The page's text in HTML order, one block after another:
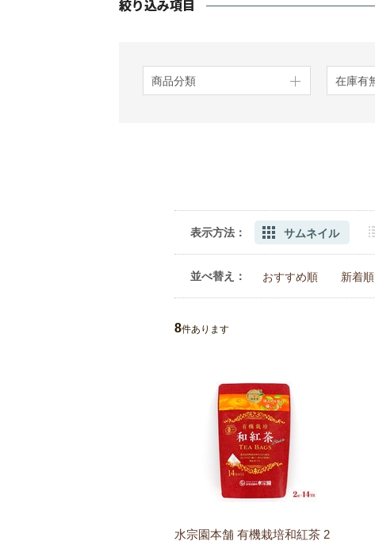
商品分類 在庫有
表示方法： サムネイル
並べ替え： おすすめ順 新着順
8件あります
水宗園本舗 有機栽培和紅茶 2